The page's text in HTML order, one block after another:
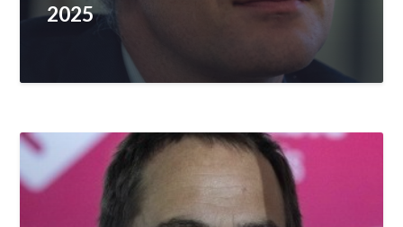
2025